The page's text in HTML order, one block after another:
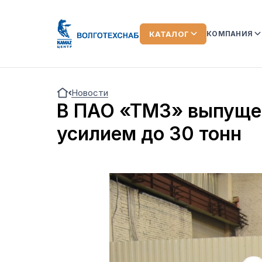
КАТАЛОГ КОМПАНИЯ
ЛИЗИНГ
ОТЗЫВЫ О
НОВОСТИ
Новости
В ПАО «ТМЗ»
усилием до 30 тонн